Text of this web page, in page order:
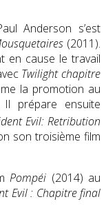
Anderson s’est
(2011).
en cause le travail
Twilight chapitre
la promotion au
prépare ensuite
Evil: Retribution
son troisième film
Pompéi (2014) au
Evil : Chapitre final